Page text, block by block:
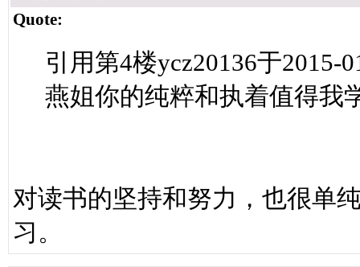
Quote:
引用第4楼ycz20136于2015-
燕姐你的纯粹和执着值得我
对读书的坚持和努力，也很单
习。